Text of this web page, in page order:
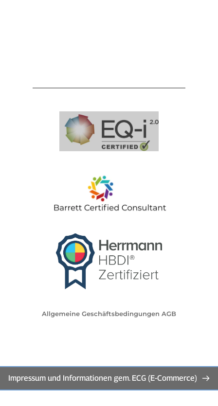
Allgemeine Geschäftsbedingungen AGB
Impressum und Informationen gem. ECG (E-Commerce)